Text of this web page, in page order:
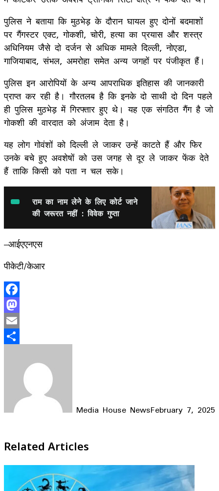
पुलिस ने बताया कि मुठभेड़ के दौरान घायल हुए दोनों बदमाशों
पर गैंगस्टर एक्ट, गोकशी, चोरी, हत्या का प्रयास और शस्त्र
अधिनियम जैसे दो दर्जन से अधिक मामले दिल्ली, नोएडा,
गाजियाबाद, संभल, अमरोहा समेत अन्य जगहों पर पंजीकृत हैं।
पुलिस इन आरोपियों के अन्य आपराधिक इतिहास की जानकारी
प्राप्त कर रही है। गौरतलब है कि इनके दो साथी दो दिन पहले
ही पुलिस मुठभेड़ में गिरफ्तार हुए थे। यह एक संगठित गैंग है जो
गोकशी की वारदात को अंजाम देता है।
यह लोग गोवंशों को दिल्ली ले जाकर उन्हें काटते हैं और फिर
उनके बचे हुए अवशेषों को उस जगह से दूर ले जाकर फेंक देते
हैं ताकि किसी को पता न चल सके।
राम का नाम लेने के लिए कोर्ट जाने
की जरूरत नहीं : विवेक गुप्ता
–आईएएनएस
पीकेटी/केआर
Facebook
Mastodon
Email
Media House NewsFebruary 7, 2025
Related Articles